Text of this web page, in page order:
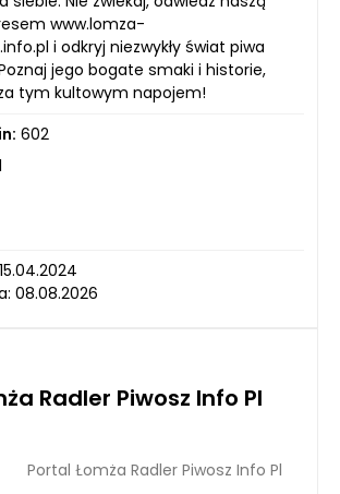
www.lomza-
i odkryj niezwykły świat piwa
jego bogate smaki i historie,
tym kultowym napojem!
602
08.08.2026
Radler Piwosz Info Pl
Portal Łomża Radler Piwosz Info Pl